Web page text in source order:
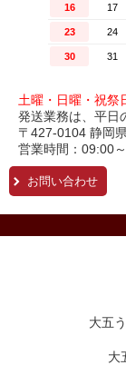
土曜・日曜・祝祭
発送業務は、平日
〒427-0104 静岡
営業時間：09:00
お問い合わせ
大五
大